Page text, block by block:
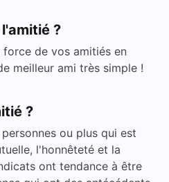
?
de vos amitiés en
meilleur ami très simple !
?
ou plus qui est
l'honnêteté et la
ont tendance à être